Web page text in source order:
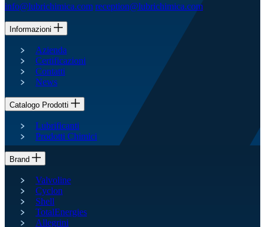
info@lubrichimica.com reception@lubrichimica.com
Informazioni
Azienda
Certificazioni
Contatti
News
Catalogo Prodotti
Lubrificanti
Prodotti Chimici
Brand
Valvoline
Cyclon
Shell
TotalEnergies
Allegrini